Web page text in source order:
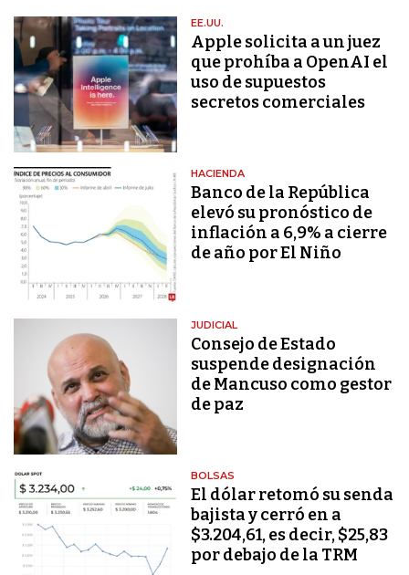
EE.UU.
Apple solicita a un juez
que prohíba a OpenAI el
uso de supuestos
secretos comerciales
HACIENDA
Banco de la República
elevó su pronóstico de
inflación a 6,9% a cierre
de año por El Niño
JUDICIAL
Consejo de Estado
suspende designación
de Mancuso como gestor
de paz
BOLSAS
El dólar retomó su senda
bajista y cerró en a
$3.204,61, es decir, $25,83
por debajo de la TRM